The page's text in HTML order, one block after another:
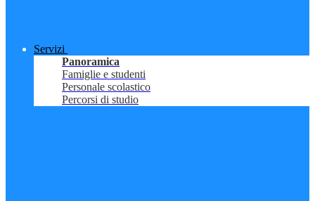
Servizi
Panoramica
Famiglie e studenti
Personale scolastico
Percorsi di studio